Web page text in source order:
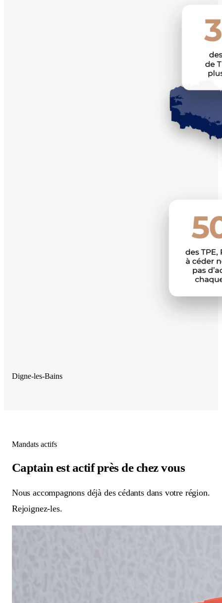
Digne-les-Bains
Mandats actifs
Captain est actifprès de chez vous
Nous accompagnons déjà des cédants dans votre région.
Rejoignez-les.